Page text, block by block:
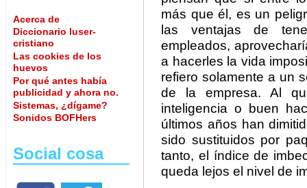
Acerca de
Diccionario luser-
cristiano
Las cookies de los
huevos
Por qué antes había
publicidad y ahora no.
Sistemas, ¿dígame?
Sonidos BOFHers
Social cosa
más que él, es un
las ventajas de
empleados,
a hacerles la vida
refiero solamente a un
de la empresa. Al
inteligencia o buen
últimos años han
sido sustituidos por
tanto, el índice de
queda lejos el nivel de